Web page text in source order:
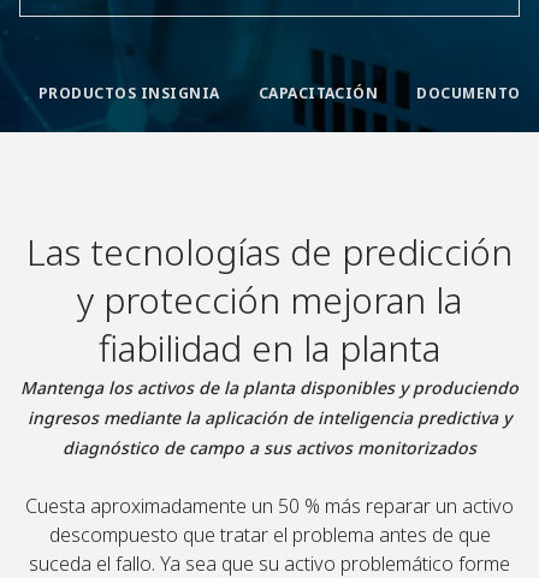
PRODUCTOS INSIGNIA CAPACITACIÓN
Las tecnologías de predicción
y protección mejoran la
fiabilidad en la planta
Mantenga los activos de la planta disponibles y produciendo
ingresos mediante la aplicación de inteligencia predictiva y
diagnóstico de campo a sus activos monitorizados
Cuesta aproximadamente un 50 % más reparar un activo
descompuesto que tratar el problema antes de que
suceda el fallo. Ya sea que su activo problemático forme